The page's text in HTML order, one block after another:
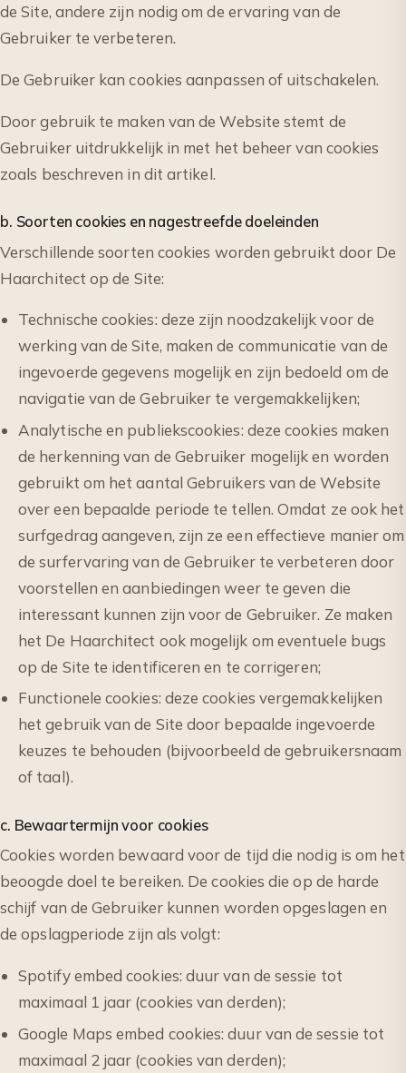
de Site, andere zijn nodig om de ervaring van de
Gebruiker te verbeteren.
De Gebruiker kan cookies aanpassen of uitschakelen.
Door gebruik te maken van de Website stemt de
Gebruiker uitdrukkelijk in met het beheer van cookies
zoals beschreven in dit artikel.
b. Soorten cookies en nagestreefde doeleinden
Verschillende soorten cookies worden gebruikt door De
Haarchitect op de Site:
Technische cookies: deze zijn noodzakelijk voor de
werking van de Site, maken de communicatie van de
ingevoerde gegevens mogelijk en zijn bedoeld om de
navigatie van de Gebruiker te vergemakkelijken;
Analytische en publiekscookies: deze cookies maken
de herkenning van de Gebruiker mogelijk en worden
gebruikt om het aantal Gebruikers van de Website
over een bepaalde periode te tellen. Omdat ze ook het
surfgedrag aangeven, zijn ze een effectieve manier om
de surfervaring van de Gebruiker te verbeteren door
voorstellen en aanbiedingen weer te geven die
interessant kunnen zijn voor de Gebruiker. Ze maken
het De Haarchitect ook mogelijk om eventuele bugs
op de Site te identificeren en te corrigeren;
Functionele cookies: deze cookies vergemakkelijken
het gebruik van de Site door bepaalde ingevoerde
keuzes te behouden (bijvoorbeeld de gebruikersnaam
of taal).
c. Bewaartermijn voor cookies
Cookies worden bewaard voor de tijd die nodig is om het
beoogde doel te bereiken. De cookies die op de harde
schijf van de Gebruiker kunnen worden opgeslagen en
de opslagperiode zijn als volgt:
Spotify embed cookies: duur van de sessie tot
maximaal 1 jaar (cookies van derden);
Google Maps embed cookies: duur van de sessie tot
maximaal 2 jaar (cookies van derden);